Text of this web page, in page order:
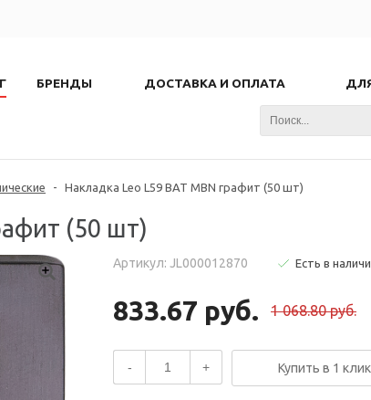
БРЕНДЫ ДОСТАВКА И ОПЛАТА
- Накладка Leo L59 BAT MBN графит (50 шт)
(50 шт)
Артикул: JL000012870 Есть в
833.67 руб. 1 068.80 руб.
- + Купить в 1 клик